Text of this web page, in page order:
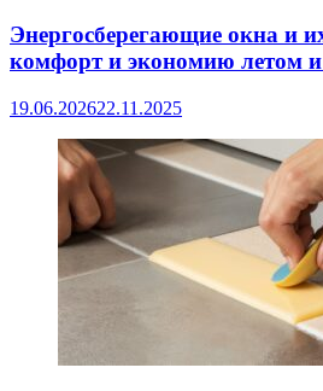
Энергосберегающие окна и
комфорт и экономию летом
19.06.202622.11.2025